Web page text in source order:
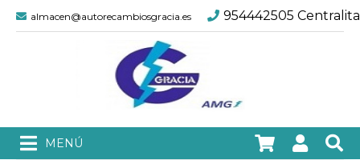
almacen@autorecambiosgracia.es 954442505 Centralita